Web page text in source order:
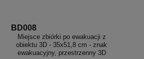
BD008
Miejsce zbiórki po ewakuacji z
obiektu 3D - 35x51,8 cm - znak
ewakuacyjny, przestrzenny 3D